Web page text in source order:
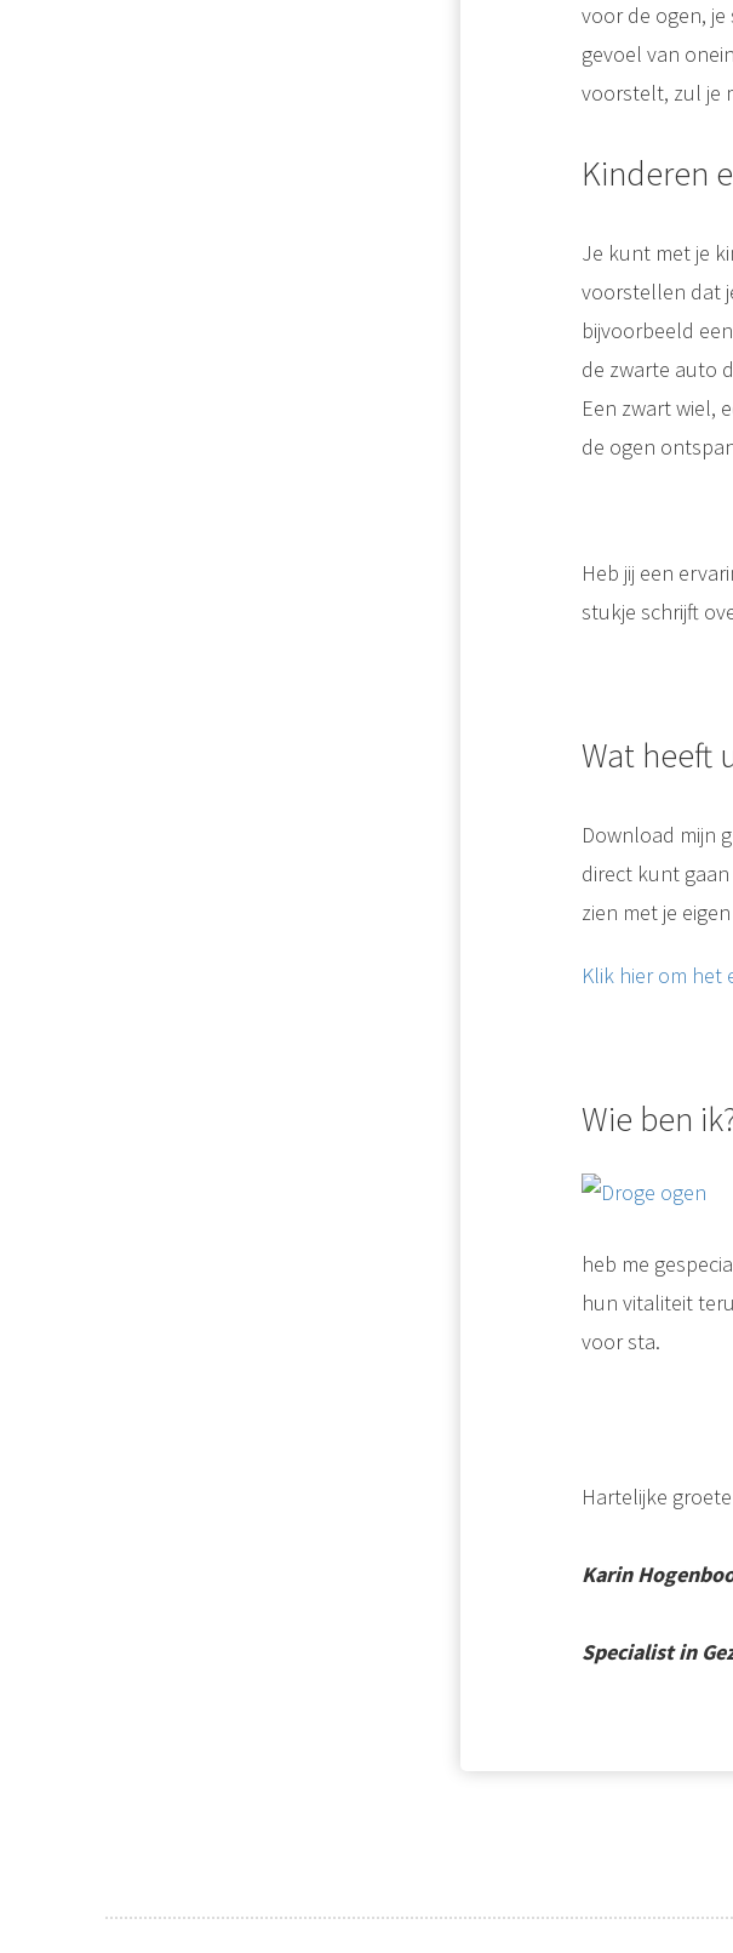
voor de ogen,
gevoel van
voorstelt, zul je
Kinderen
Je kunt met je
voorstellen dat
bijvoorbeeld
de zwarte auto
Een zwart wiel,
de ogen
Heb jij een
stukje schrijft
Wat heeft
Download mijn
direct kunt
zien met je
Klik hier om
Wie ben
heb me
hun vitaliteit
voor sta.
Hartelijke
Karin
Specialist in